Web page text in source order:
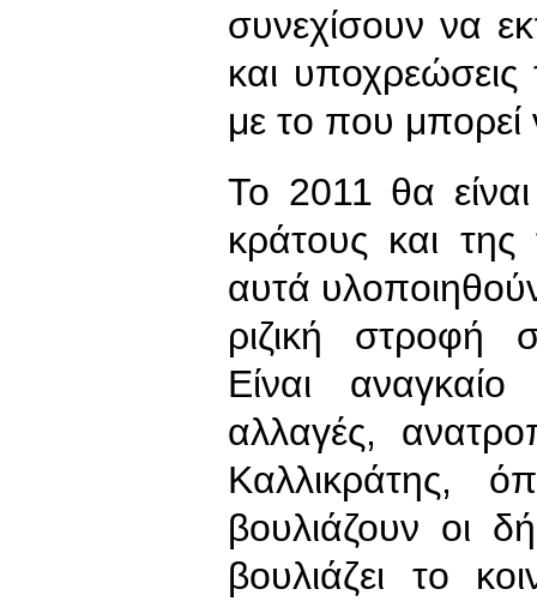
συνεχίσουν να
και
με το που μπορεί
Το 2011 θα
κράτους και της
αυτά
ριζική στροφή
Είναι
αλλαγές,
Καλλικράτης,
βουλιάζουν οι
βουλιάζει το